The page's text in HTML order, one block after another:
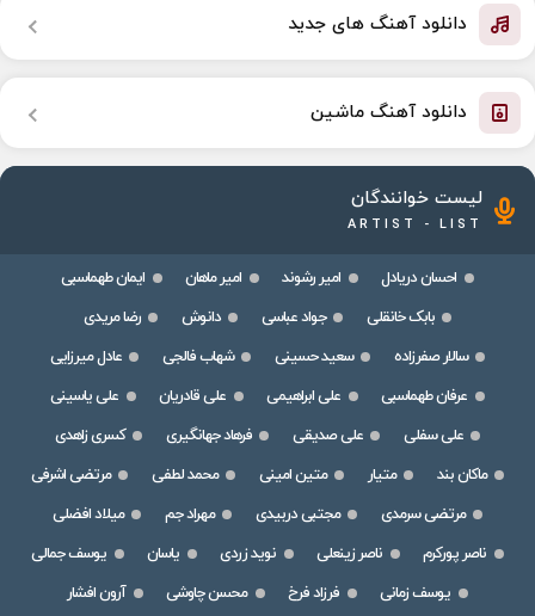
دانلود آهنگ های جدید
دانلود آهنگ ماشین
لیست خوانندگان
ARTIST - LIST
احسان دریادل امیر رشوند امیر ماهان
ایمان طهماسبی
بابک خانقلی
جواد عباسی دانوش
رضا مریدی
سالار صفرزاده
سعید حسینی شهاب فالجی
عادل میرزایی
عرفان طهماسبی
علی ابراهیمی علی قادریان
علی یاسینی
علی سفلی
علی صدیقی فرهاد جهانگیری
کسری زاهدی
ماکان بند
متیار متین امینی محمد لطفی
مرتضی اشرفی
مرتضی سرمدی
مجتبی دربیدی مهراد جم
میلاد افضلی
ناصر پورکرم
ناصر زینعلی نوید زردی یاسان
یوسف جمالی
یوسف زمانی
فرزاد فرخ محسن چاوشی
آرون افشار